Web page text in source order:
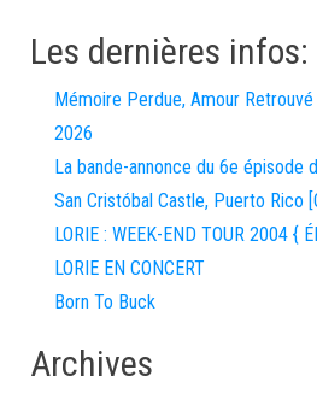
Les dernières infos:
Mémoire Perdue, Amour
2026
La bande-annonce du 6e épisode
San Cristóbal Castle, Puerto Rico
LORIE : WEEK-END TOUR 2004 {
LORIE EN CONCERT
Born To Buck
Archives